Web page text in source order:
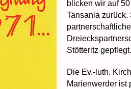
blicken wir auf
Tansania
Stötteritz gepflegt.
Die Ev.-luth.
Marienwerder ist